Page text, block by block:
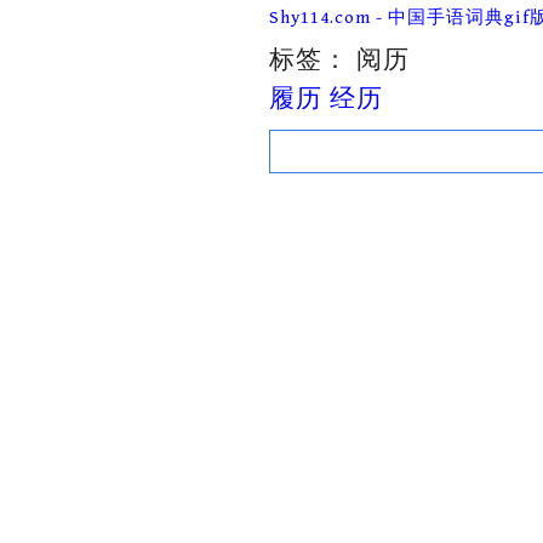
Skip
content
Shy114.com - 中国手语词典gif
标签： 阅历
履历 经历
Search